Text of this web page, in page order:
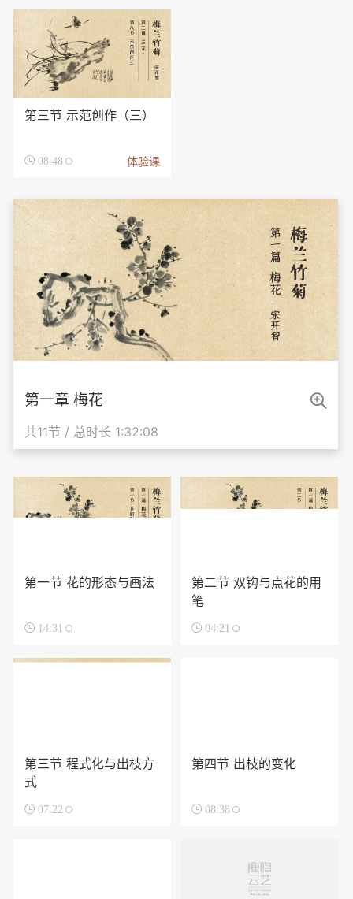
第三节 示范创作（三）
 08:48 体验课
第一章 梅花
共11节 / 总时长 1:32:08

第一节 花的形态与画法
 14:31
第二节 双钩与点花的用
笔
 04:21
第三节 程式化与出枝方
式
 07:22
第四节 出枝的变化
 08:38